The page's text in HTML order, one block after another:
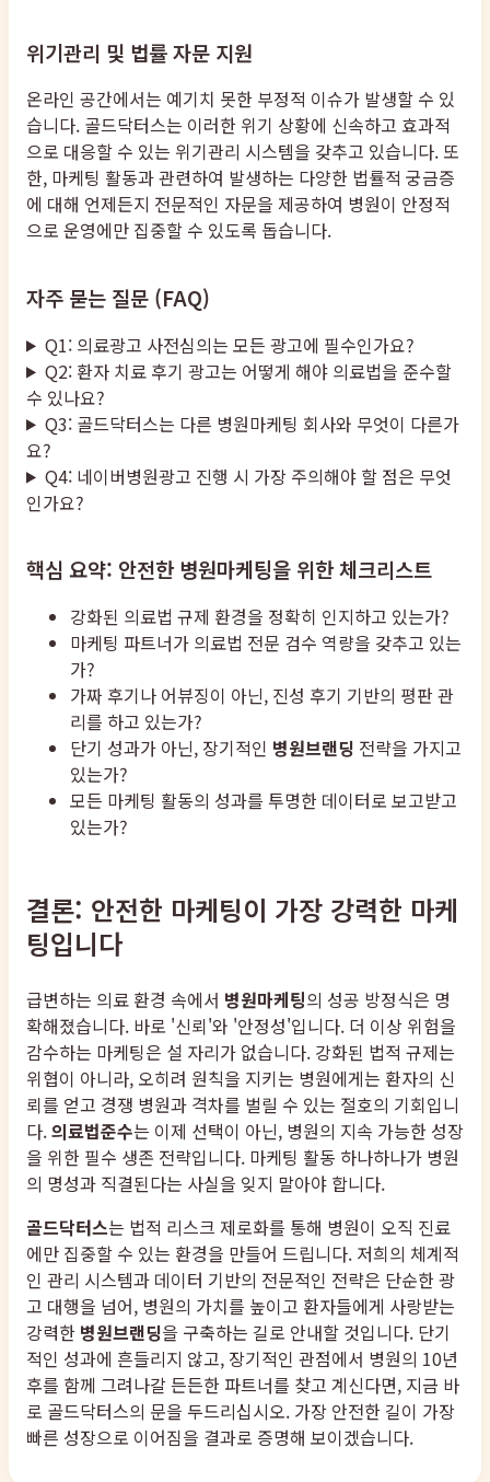
위기관리 및 법률 자문 지원
온라인 공간에서는 예기치 못한 부정적 이슈가 발생할 수 있
습니다. 골드닥터스는 이러한 위기 상황에 신속하고 효과적
으로 대응할 수 있는 위기관리 시스템을 갖추고 있습니다. 또
한, 마케팅 활동과 관련하여 발생하는 다양한 법률적 궁금증
에 대해 언제든지 전문적인 자문을 제공하여 병원이 안정적
으로 운영에만 집중할 수 있도록 돕습니다.
자주 묻는 질문 (FAQ)
Q1: 의료광고 사전심의는 모든 광고에 필수인가요?
Q2: 환자 치료 후기 광고는 어떻게 해야 의료법을 준수할
수 있나요?
Q3: 골드닥터스는 다른 병원마케팅 회사와 무엇이 다른가
요?
Q4: 네이버병원광고 진행 시 가장 주의해야 할 점은 무엇
인가요?
핵심 요약: 안전한 병원마케팅을 위한 체크리스트
강화된 의료법 규제 환경을 정확히 인지하고 있는가?
마케팅 파트너가 의료법 전문 검수 역량을 갖추고 있는
가?
가짜 후기나 어뷰징이 아닌, 진성 후기 기반의 평판 관
리를 하고 있는가?
단기 성과가 아닌, 장기적인 병원브랜딩 전략을 가지고
있는가?
모든 마케팅 활동의 성과를 투명한 데이터로 보고받고
있는가?
결론: 안전한 마케팅이 가장 강력한 마케
팅입니다
급변하는 의료 환경 속에서 병원마케팅의 성공 방정식은 명
확해졌습니다. 바로 '신뢰'와 '안정성'입니다. 더 이상 위험을
감수하는 마케팅은 설 자리가 없습니다. 강화된 법적 규제는
위협이 아니라, 오히려 원칙을 지키는 병원에게는 환자의 신
뢰를 얻고 경쟁 병원과 격차를 벌릴 수 있는 절호의 기회입니
다.의료법준수는 이제 선택이 아닌, 병원의 지속 가능한 성장
을 위한 필수 생존 전략입니다. 마케팅 활동 하나하나가 병원
의 명성과 직결된다는 사실을 잊지 말아야 합니다.
골드닥터스는 법적 리스크 제로화를 통해 병원이 오직 진료
에만 집중할 수 있는 환경을 만들어 드립니다. 저희의 체계적
인 관리 시스템과 데이터 기반의 전문적인 전략은 단순한 광
고 대행을 넘어, 병원의 가치를 높이고 환자들에게 사랑받는
강력한 병원브랜딩을 구축하는 길로 안내할 것입니다. 단기
적인 성과에 흔들리지 않고, 장기적인 관점에서 병원의 10년
후를 함께 그려나갈 든든한 파트너를 찾고 계신다면, 지금 바
로 골드닥터스의 문을 두드리십시오. 가장 안전한 길이 가장
빠른 성장으로 이어짐을 결과로 증명해 보이겠습니다.